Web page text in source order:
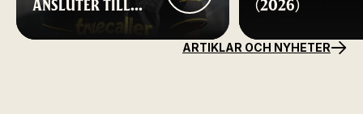
ANSLUTER TILL
AIK FOTBOLL
(2026)
ARTIKLAR OCH NYHETER